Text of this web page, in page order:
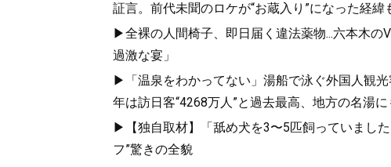
証言。前代未聞のロケが“お蔵入り”になった経緯
▶全裸の人間椅子、即日届く違法薬物...六本木
過激な宴」
▶「温泉をわかってない」湯船で泳ぐ外国人観
年は訪日客“4268万人”と過去最高、地方の名湯に
▶【独自取材】「舐め犬を3〜5匹飼っていまし
フ”驚きの全貌